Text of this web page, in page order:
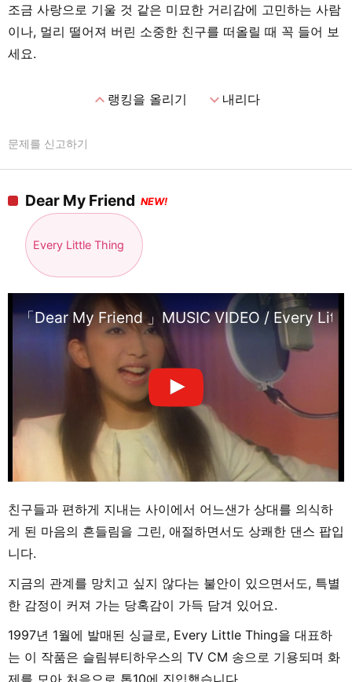
조금 사랑으로 기울 것 같은 미묘한 거리감에 고민하는 사람
이나, 멀리 떨어져 버린 소중한 친구를 떠올릴 때 꼭 들어 보
세요.
expand_less랭킹을 올리기 expand_more내리다
문제를 신고하기
Dear My Friend NEW!
Every Little Thing
「Dear My Friend 」MUSIC VIDEO / Every
친구들과 편하게 지내는 사이에서 어느샌가 상대를 의식하
게 된 마음의 흔들림을 그린, 애절하면서도 상쾌한 댄스 팝입
니다.
지금의 관계를 망치고 싶지 않다는 불안이 있으면서도, 특별
한 감정이 커져 가는 당혹감이 가득 담겨 있어요.
1997년 1월에 발매된 싱글로, Every Little Thing을 대표하
는 이 작품은 슬림뷰티하우스의 TV CM 송으로 기용되며 화
제를 모아 처음으로 톱10에 진입했습니다.